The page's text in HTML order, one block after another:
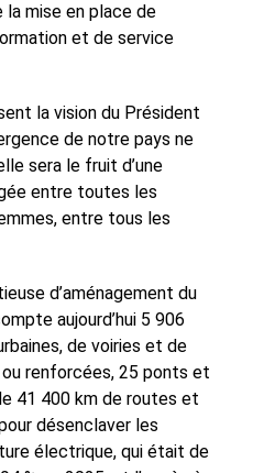
la mise en place de
et de service
la vision du Président
de notre pays ne
sera le fruit d’une
entre toutes les
entre tous les
d’aménagement du
aujourd’hui 5 906
de voiries et de
renforcées, 25 ponts et
41 400 km de routes et
désenclaver les
électrique, qui était de